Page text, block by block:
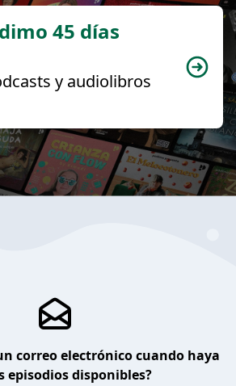
45 días
y audiolibros
correo electrónico cuando haya
episodios disponibles?